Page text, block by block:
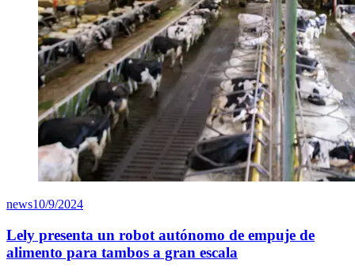
news10/9/2024
Lely presenta un robot autónomo de empuje de
alimento para tambos a gran escala